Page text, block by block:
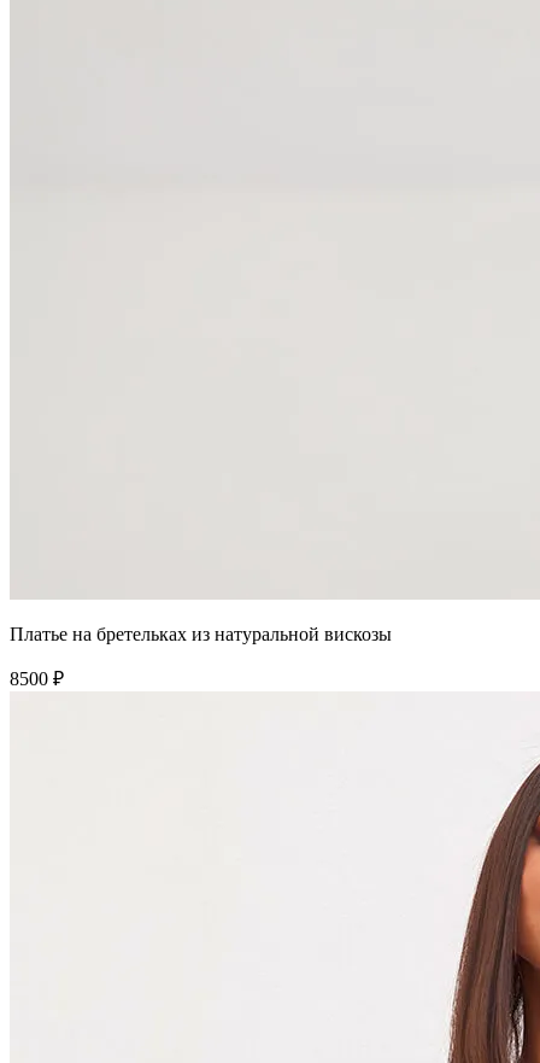
Платье на бретельках из натуральной вискозы
8500 ₽